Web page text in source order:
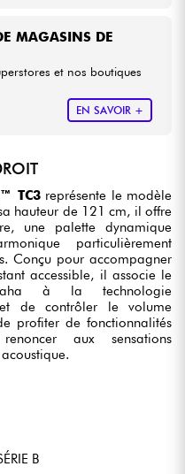
MAGASINS DE
et nos boutiques
EN SAVOIR +
TC3représente le modèle
hauteur de 121 cm, il offre
une palette dynamique
particulièrement
Conçu pour accompagner
accessible, il associe le
à la technologie
de contrôler le volume
profiter de fonctionnalités
aux sensations
B